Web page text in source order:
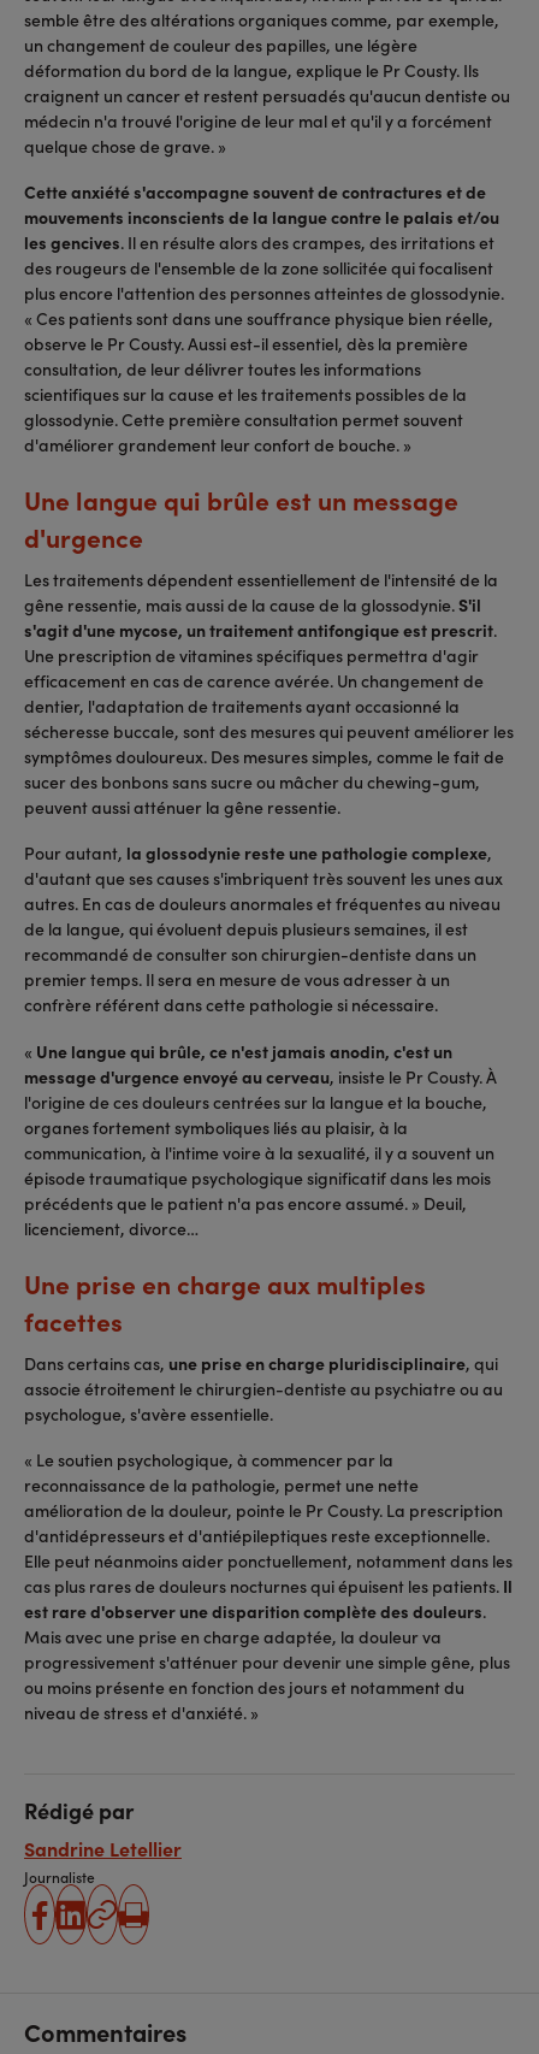
semble être des altérations organiques comme, par exemple,
un changement de couleur des papilles, une légère
déformation du bord de la langue, explique le Pr Cousty. Ils
craignent un cancer et restent persuadés qu'aucun dentiste ou
médecin n'a trouvé l'origine de leur mal et qu'il y a forcément
quelque chose de grave. »
Cette anxiété s'accompagne souvent de contractures et de
mouvements inconscients de la langue contre le palais et/ou
les gencives. Il en résulte alors des crampes, des irritations et
des rougeurs de l'ensemble de la zone sollicitée qui focalisent
plus encore l'attention des personnes atteintes de glossodynie.
« Ces patients sont dans une souffrance physique bien réelle,
observe le Pr Cousty. Aussi est-il essentiel, dès la première
consultation, de leur délivrer toutes les informations
scientifiques sur la cause et les traitements possibles de la
glossodynie. Cette première consultation permet souvent
d'améliorer grandement leur confort de bouche. »
Une langue qui brûle est un message
d'urgence
Les traitements dépendent essentiellement de l'intensité de la
gêne ressentie, mais aussi de la cause de la glossodynie.S'il
s'agit d'une mycose, un traitement antifongique est prescrit.
Une prescription de vitamines spécifiques permettra d'agir
efficacement en cas de carence avérée. Un changement de
dentier, l'adaptation de traitements ayant occasionné la
sécheresse buccale, sont des mesures qui peuvent améliorer les
symptômes douloureux. Des mesures simples, comme le fait de
sucer des bonbons sans sucre ou mâcher du chewing-gum,
peuvent aussi atténuer la gêne ressentie.
Pour autant, la glossodynie reste une pathologie complexe,
d'autant que ses causes s'imbriquent très souvent les unes aux
autres. En cas de douleurs anormales et fréquentes au niveau
de la langue, qui évoluent depuis plusieurs semaines, il est
recommandé de consulter son chirurgien-dentiste dans un
premier temps. Il sera en mesure de vous adresser à un
confrère référent dans cette pathologie si nécessaire.
« Une langue qui brûle, ce n'est jamais anodin, c'est un
message d'urgence envoyé au cerveau, insiste le Pr Cousty. À
l'origine de ces douleurs centrées sur la langue et la bouche,
organes fortement symboliques liés au plaisir, à la
communication, à l'intime voire à la sexualité, il y a souvent un
épisode traumatique psychologique significatif dans les mois
précédents que le patient n'a pas encore assumé. » Deuil,
licenciement, divorce…
Une prise en charge aux multiples
facettes
Dans certains cas, une prise en charge pluridisciplinaire, qui
associe étroitement le chirurgien-dentiste au psychiatre ou au
psychologue, s'avère essentielle.
« Le soutien psychologique, à commencer par la
reconnaissance de la pathologie, permet une nette
amélioration de la douleur, pointe le Pr Cousty. La prescription
d'antidépresseurs et d'antiépileptiques reste exceptionnelle.
Elle peut néanmoins aider ponctuellement, notamment dans les
cas plus rares de douleurs nocturnes qui épuisent les patients. Il
est rare d'observer une disparition complète des douleurs.
Mais avec une prise en charge adaptée, la douleur va
progressivement s'atténuer pour devenir une simple gêne, plus
ou moins présente en fonction des jours et notamment du
niveau de stress et d'anxiété. »
Rédigé par
Sandrine Letellier
Journaliste
partager
partager
Copier
Imprimer
Commentaires